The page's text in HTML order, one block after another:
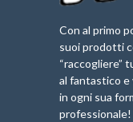
Con al primo
suoi prodotti
“raccogliere”
al fantastico e
in ogni sua
professionale!